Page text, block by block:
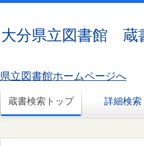
大分県立図書館 蔵
県立図書館ホームページへ
蔵書検索トップ 詳細検索